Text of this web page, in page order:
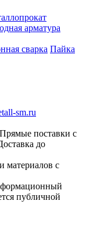
арматура
сварка Пайка
sm.ru
поставки с
до
материалов с
публичной